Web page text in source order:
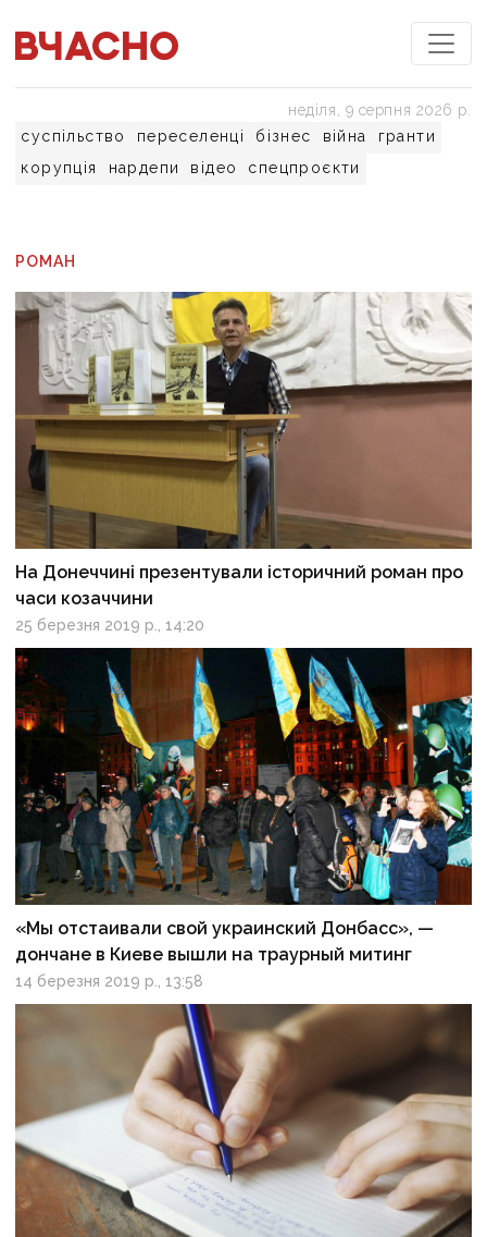
суспільство переселенці бізнес війна
гранти
корупція
нардепи відео спецпроєкти
неділя, 9 серпня 2026 р.
РОМАН
На Донеччині презентували історичний роман про
часи козаччини
25 березня 2019 р., 14:20
«Мы отстаивали свой украинский Донбасс», —
дончане в Киеве вышли на траурный митинг
14 березня 2019 р., 13:58